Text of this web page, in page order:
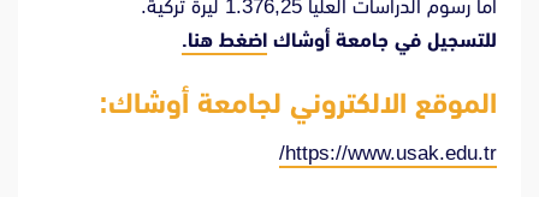
أما رسوم الدراسات العليا 1.376,25 ليرة تركية.
للتسجيل في جامعة أوشاك اضغط هنا.
الموقع الالكتروني لجامعة أوشاك:
https://www.usak.edu.tr/